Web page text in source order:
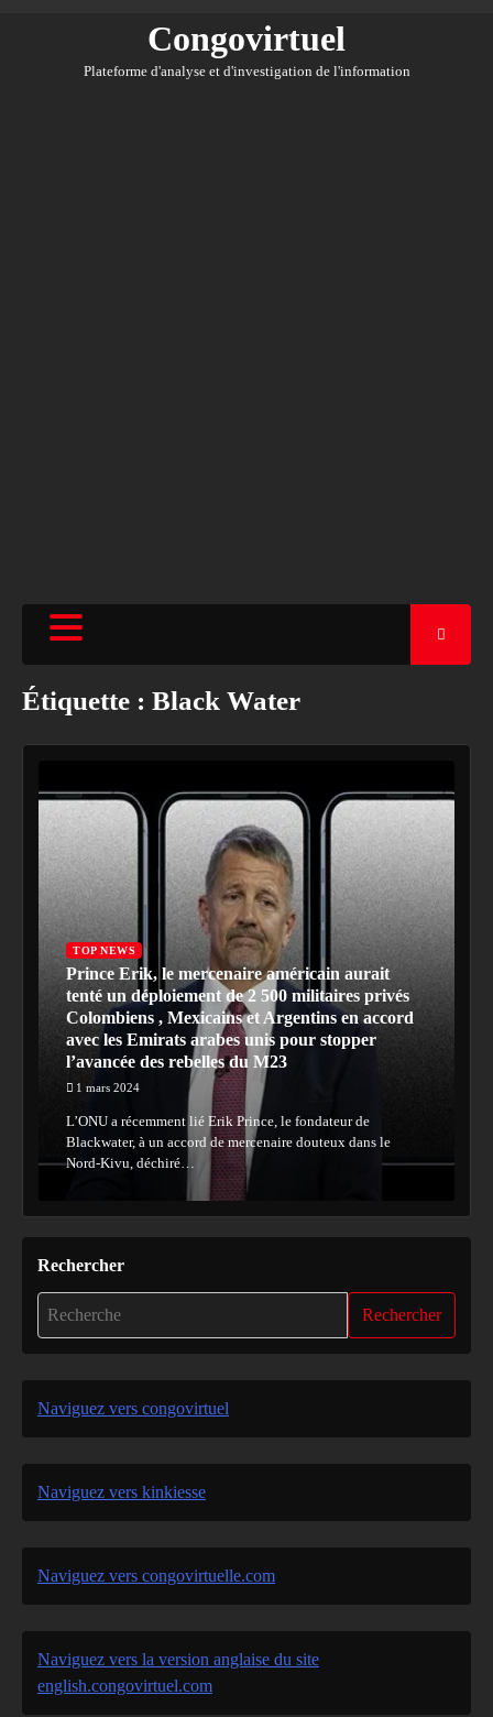
Congovirtuel
Plateforme d'analyse et d'investigation de l'information
Étiquette : Black Water
TOP NEWS
Prince Erik, le mercenaire américain aurait
tenté un déploiement de 2 500 militaires privés
Colombiens , Mexicains et Argentins en accord
avec les Emirats arabes unis pour stopper
l’avancée des rebelles du M23
1 mars 2024
L’ONU a récemment lié Erik Prince, le fondateur de
Blackwater, à un accord de mercenaire douteux dans le
Nord-Kivu, déchiré…
Rechercher
Rechercher
Naviguez vers congovirtuel
Naviguez vers kinkiesse
Naviguez vers congovirtuelle.com
Naviguez vers la version anglaise du site
english.congovirtuel.com